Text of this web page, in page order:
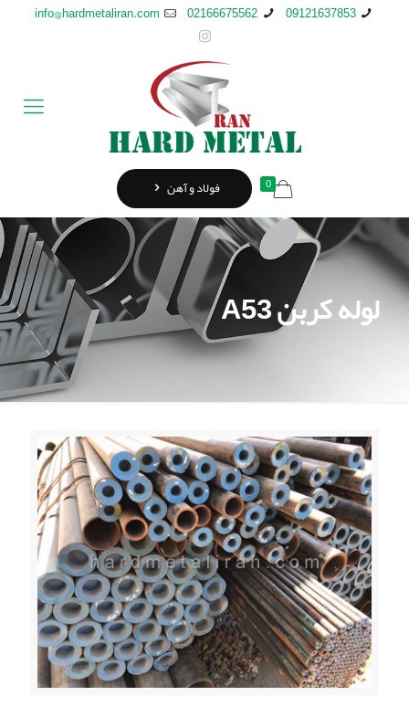
09121637853
02166675562
info@hardmetaliran.com
0 فولاد و آهن
لوله کربن A53